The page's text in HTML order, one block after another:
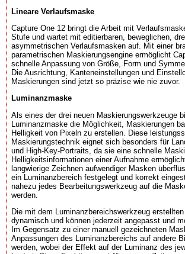
Lineare Verlaufsmaske
Capture One 12 bringt die Arbeit mit
Stufe und wartet mit editierbaren, beweglichen,
asymmetrischen Verlaufsmasken auf. Mit einer
parametrischen Maskierungsengine ermöglicht
schnelle Anpassung von Größe, Form und
Die Ausrichtung, Kanteneinstellungen und
Maskierungen sind jetzt so präzise wie nie zuvor.
Luminanzmaske
Als eines der drei neuen Maskierungswerkzeuge
Luminanzmaske die Möglichkeit, Maskierungen
Helligkeit von Pixeln zu erstellen. Diese
Maskierungstechnik eignet sich besonders für
und High-Key-Portraits, da sie eine schnelle
Helligkeitsinformationen einer Aufnahme
langwierige Zeichnen aufwendiger Masken
ein Luminanzbereich festgelegt und korrekt
nahezu jedes Bearbeitungswerkzeug auf die
werden.
Die mit dem Luminanzbereichswerkzeug
dynamisch und können jederzeit angepasst und
Im Gegensatz zu einer manuell gezeichneten
Anpassungen des Luminanzbereichs auf andere
werden, wobei der Effekt auf der Luminanz des